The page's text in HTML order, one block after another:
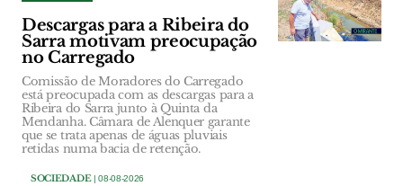
Descargas para a Ribeira do
Sarra motivam preocupação
no Carregado
Comissão de Moradores do Carregado
está preocupada com as descargas para a
Ribeira do Sarra junto à Quinta da
Mendanha. Câmara de Alenquer garante
que se trata apenas de águas pluviais
retidas numa bacia de retenção.
SOCIEDADE| 08-08-2026